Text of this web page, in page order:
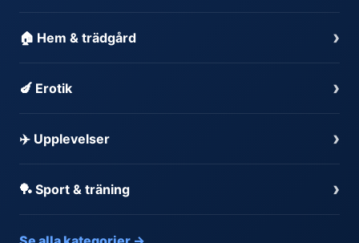
🏠 Hem & trädgård ›
🍆 Erotik ›
✈️ Upplevelser ›
🏓 Sport & träning ›